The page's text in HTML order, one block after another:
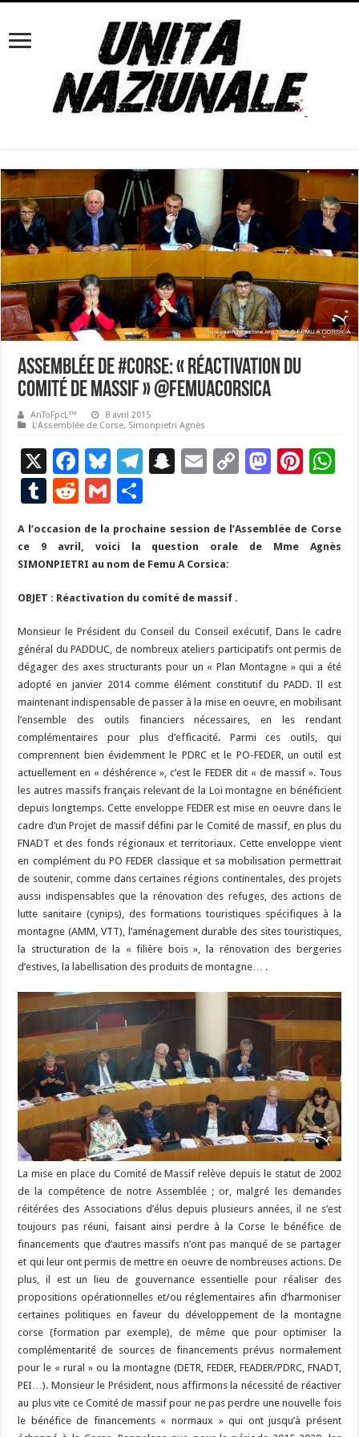
Assemblée de #Corse: « Réactivation du
comité de massif » @FemuACorsica
AnToFpcL™
8 avril 2015
L'Assemblée de Corse, Simonpietri Agnès
X
F
ac
e
b
o
o
Bl
u
es
ky
T
gr
a
m
S
p
c
h
E
l
C
y
M
d
Pi
es
T
m
bl
r
R
e
d
di
t
G
ai
l
ar
ta
g
er
A l’occasion de la prochaine session de l’Assemblée de Corse
ce 9 avril, voici la question orale de Mme Agnès
SIMONPIETRI au nom de Femu A Corsica:
OBJET : Réactivation du comité de massif .
Monsieur le Président du Conseil du Conseil exécutif, Dans le cadre
général du PADDUC, de nombreux ateliers participatifs ont permis de
dégager des axes structurants pour un « Plan Montagne » qui a été
adopté en janvier 2014 comme élément constitutif du PADD. Il est
maintenant indispensable de passer à la mise en oeuvre, en mobilisant
l’ensemble des outils financiers nécessaires, en les rendant
complémentaires pour plus d’efficacité. Parmi ces outils, qui
comprennent bien évidemment le PDRC et le PO-FEDER, un outil est
actuellement en « déshérence », c’est le FEDER dit « de massif ». Tous
les autres massifs français relevant de la Loi montagne en bénéficient
depuis longtemps. Cette enveloppe FEDER est mise en oeuvre dans le
cadre d’un Projet de massif défini par le Comité de massif, en plus du
FNADT et des fonds régionaux et territoriaux. Cette enveloppe vient
en complément du PO FEDER classique et sa mobilisation permettrait
de soutenir, comme dans certaines régions continentales, des projets
aussi indispensables que la rénovation des refuges, des actions de
lutte sanitaire (cynips), des formations touristiques spécifiques à la
montagne (AMM, VTT), l’aménagement durable des sites touristiques,
la structuration de la « filière bois », la rénovation des bergeries
d’estives, la labellisation des produits de montagne… .
La mise en place du Comité de Massif relève depuis le statut de 2002
de la compétence de notre Assemblée ; or, malgré les demandes
réitérées des Associations d’élus depuis plusieurs années, il ne s’est
toujours pas réuni, faisant ainsi perdre à la Corse le bénéfice de
financements que d’autres massifs n’ont pas manqué de se partager
et qui leur ont permis de mettre en oeuvre de nombreuses actions. De
plus, il est un lieu de gouvernance essentielle pour réaliser des
propositions opérationnelles et/ou réglementaires afin d’harmoniser
certaines politiques en faveur du développement de la montagne
corse (formation par exemple), de même que pour optimiser la
complémentarité de sources de financements prévus normalement
pour le « rural » ou la montagne (DETR, FEDER, FEADER/PDRC, FNADT,
PEI…). Monsieur le Président, nous affirmons la nécessité de réactiver
au plus vite ce Comité de massif pour ne pas perdre une nouvelle fois
le bénéfice de financements « normaux » qui ont jusqu’à présent